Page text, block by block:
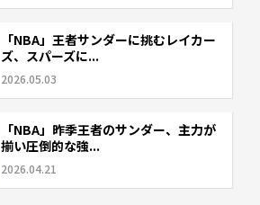
「NBA」王者サンダーに挑むレイカー
ズ、スパーズに...
2026.05.03
「NBA」昨季王者のサンダー、主力が
揃い圧倒的な強...
2026.04.21